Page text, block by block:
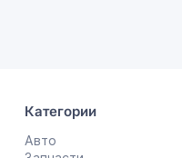
Категории
Авто